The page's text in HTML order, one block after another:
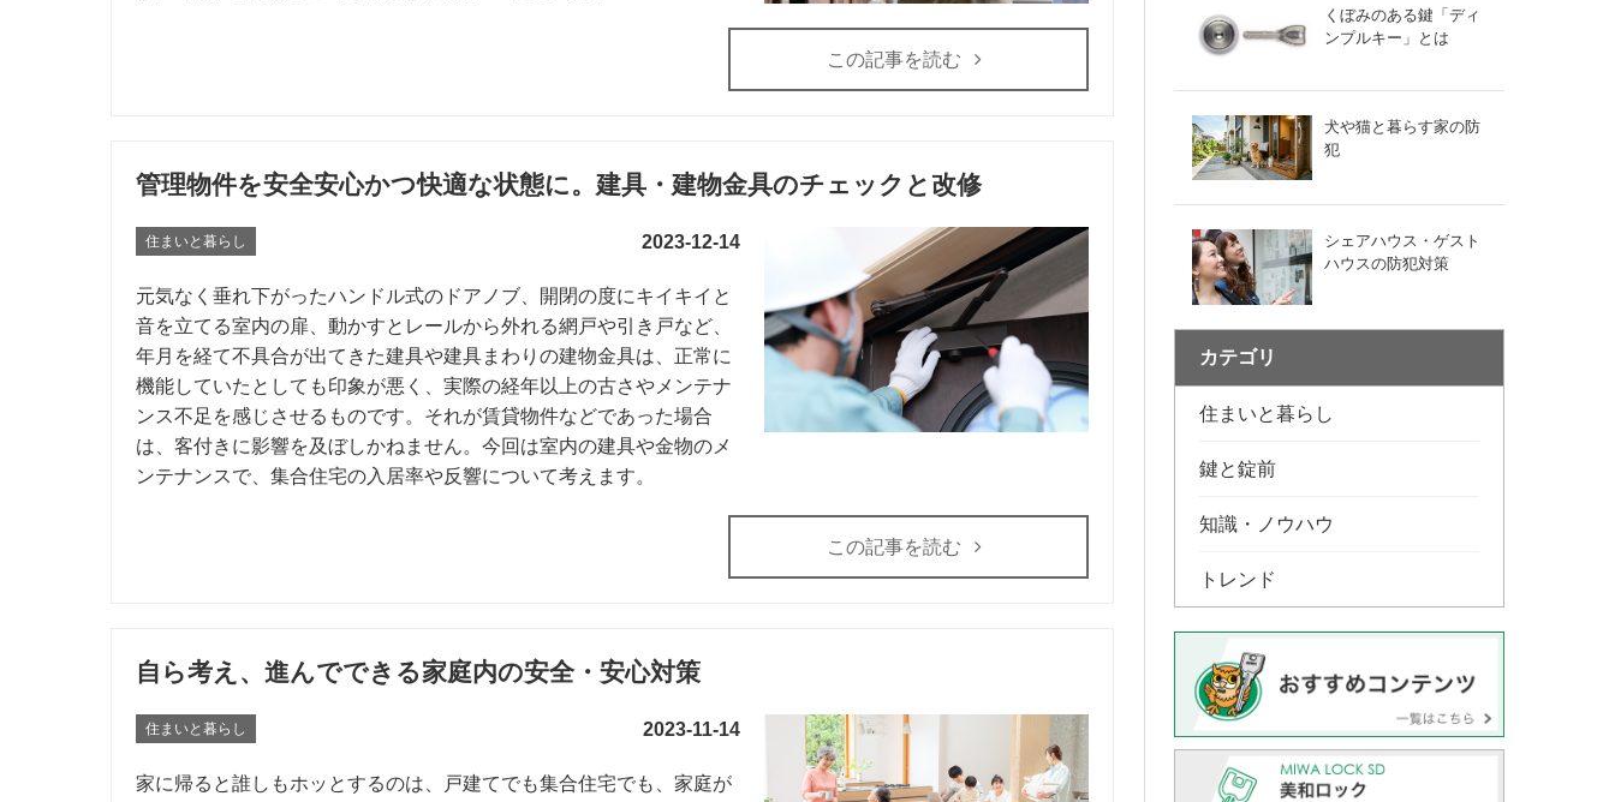
この記事を読む
管理物件を安全安心かつ快適な状態に。建具・建物金具のチェックと改修
住まいと暮らし 2023-12-14
元気なく垂れ下がったハンドル式のドアノブ、開閉の度にキイキイと
音を立てる室内の扉、動かすとレールから外れる網戸や引き戸など、
年月を経て不具合が出てきた建具や建具まわりの建物金具は、正常に
機能していたとしても印象が悪く、実際の経年以上の古さやメンテナ
ンス不足を感じさせるものです。それが賃貸物件などであった場合
は、客付きに影響を及ぼしかねません。今回は室内の建具や金物のメ
ンテナンスで、集合住宅の入居率や反響について考えます。
この記事を読む
自ら考え、進んでできる家庭内の安全・安心対策
住まいと暮らし 2023-11-14
家に帰ると誰しもホッとするのは、戸建てでも集合住宅でも、家庭が
くぼみのある鍵「ディ
ンプルキー」とは
犬や猫と暮らす家の防
犯
シェアハウス・ゲスト
ハウスの防犯対策
カテゴリ
住まいと暮らし
鍵と錠前
知識・ノウハウ
トレンド